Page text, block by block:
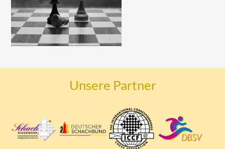
Unsere Partner